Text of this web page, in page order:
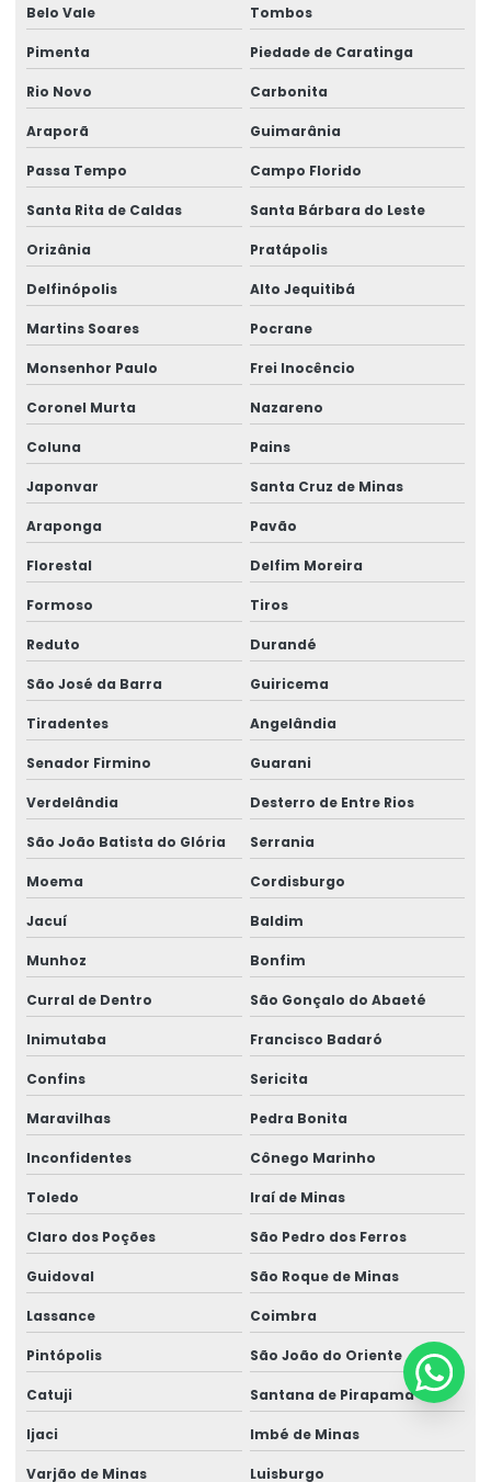
Belo Vale Tombos
Pimenta Piedade de Caratinga
Rio Novo Carbonita
Araporã Guimarânia
Passa Tempo Campo Florido
Santa Rita de Caldas Santa Bárbara do Leste
Orizânia Pratápolis
Delfinópolis Alto Jequitibá
Martins Soares Pocrane
Monsenhor Paulo Frei Inocêncio
Coronel Murta Nazareno
Coluna Pains
Japonvar Santa Cruz de Minas
Araponga Pavão
Florestal Delfim Moreira
Formoso Tiros
Reduto Durandé
São José da Barra Guiricema
Tiradentes Angelândia
Senador Firmino Guarani
Verdelândia Desterro de Entre Rios
São João Batista do Glória Serrania
Moema Cordisburgo
Jacuí Baldim
Munhoz Bonfim
Curral de Dentro São Gonçalo do Abaeté
Inimutaba Francisco Badaró
Confins Sericita
Maravilhas Pedra Bonita
Inconfidentes Cônego Marinho
Toledo Iraí de Minas
Claro dos Poções São Pedro dos Ferros
Guidoval São Roque de Minas
Lassance Coimbra
Pintópolis São João do Oriente
Catuji Santana de Pirapama
Ijaci Imbé de Minas
Varjão de Minas Luisburgo